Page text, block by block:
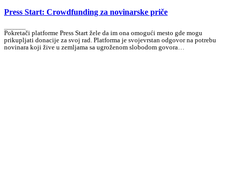
Press Start: Crowdfunding za novinarske priče
Pokretači platforme Press Start žele da im ona omogući mesto gde mogu
prikupljati donacije za svoj rad. Platforma je svojevrstan odgovor na potrebu
novinara koji žive u zemljama sa ugroženom slobodom govora…